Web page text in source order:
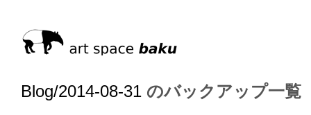
Blog/2014-08-31 のバックアップ一覧